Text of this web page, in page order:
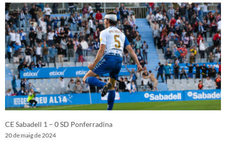
CE Sabadell 1 – 0 SD Ponferradina
20 de maig de 2024